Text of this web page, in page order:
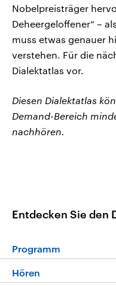
Nobelpreisträger
Deheergeloffener“ –
muss etwas genauer
verstehen. Für die
Dialektatlas vor.
Diesen Dialektatlas
Demand-Bereich
nachhören.
Entdecken Sie den
Programm
Programm
Hören